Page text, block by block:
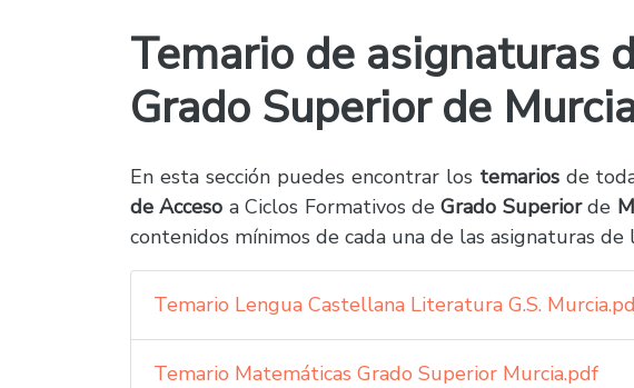
Temario de asignaturas
Grado Superior de
En esta sección puedes encontrar los temariosde
de Acceso a Ciclos Formativos deGrado Superiorde
contenidos mínimos de cada una de las asignaturas de
Temario Lengua Castellana Literatura G.S.
Temario Matemáticas Grado Superior Murcia.pdf